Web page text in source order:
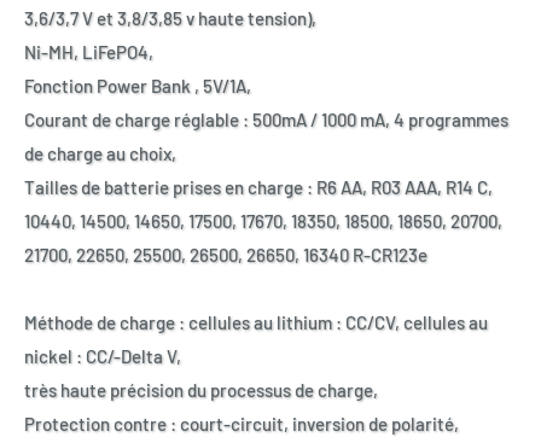
3,6/3,7 V et 3,8/3,85 v haute tension),
Ni-MH, LiFePO4,
Fonction Power Bank , 5V/1A,
Courant de charge réglable : 500mA / 1000 mA, 4 programmes
de charge au choix,
Tailles de batterie prises en charge : R6 AA, R03 AAA, R14 C,
10440, 14500, 14650, 17500, 17670, 18350, 18500, 18650, 20700,
21700, 22650, 25500, 26500, 26650, 16340 R-CR123e
Méthode de charge : cellules au lithium : CC/CV, cellules au
nickel : CC/-Delta V,
très haute précision du processus de charge,
Protection contre : court-circuit, inversion de polarité,